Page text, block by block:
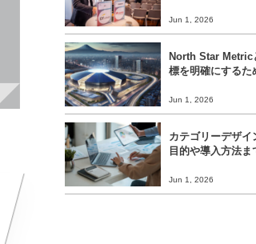
Jun 1, 2026
North Star Metric
標を明確にするた
Jun 1, 2026
カテゴリーデザイ
目的や導入方法ま
Jun 1, 2026